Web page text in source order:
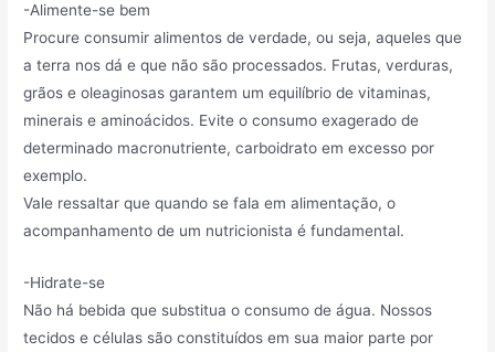
-Alimente-se bem
Procure consumir alimentos de verdade, ou seja, aqueles que
a terra nos dá e que não são processados. Frutas, verduras,
grãos e oleaginosas garantem um equilíbrio de vitaminas,
minerais e aminoácidos. Evite o consumo exagerado de
determinado macronutriente, carboidrato em excesso por
exemplo.
Vale ressaltar que quando se fala em alimentação, o
acompanhamento de um nutricionista é fundamental.
-Hidrate-se
Não há bebida que substitua o consumo de água. Nossos
tecidos e células são constituídos em sua maior parte por